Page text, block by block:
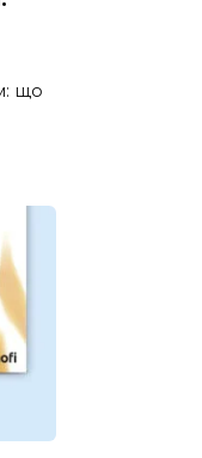
що